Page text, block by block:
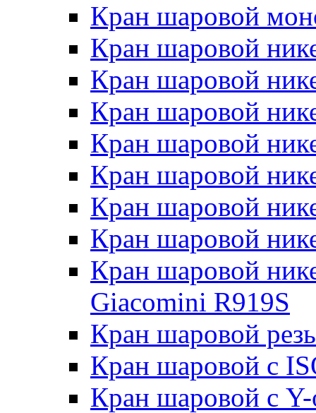
Кран шаровой
Кран шаровой
Кран шаровой
Кран шаровой
Кран шаровой
Кран шаровой
Кран шаровой
Кран шаровой
Кран шаровой
Giacomini R919S
Кран шаровой
Кран шаровой с
Кран шаровой с